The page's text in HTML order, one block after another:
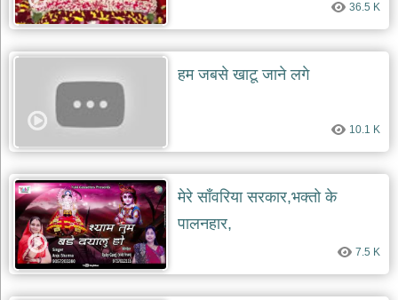
आज
भजन
जोड़ें
add
bhajans
36.5 K
हम जबसे खाटू जाने लगे
10.1 K
मेरे साँवरिया सरकार,भक्तो के
पालनहार,
7.5 K